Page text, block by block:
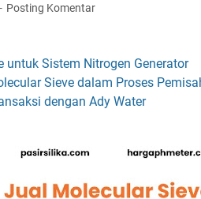
Posting Komentar
untuk Sistem Nitrogen Generator
Sieve dalam Proses
dengan Ady Water